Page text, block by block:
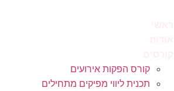
קורס הפקות אירועים
תכנית ליווי מפיקים מתחילים